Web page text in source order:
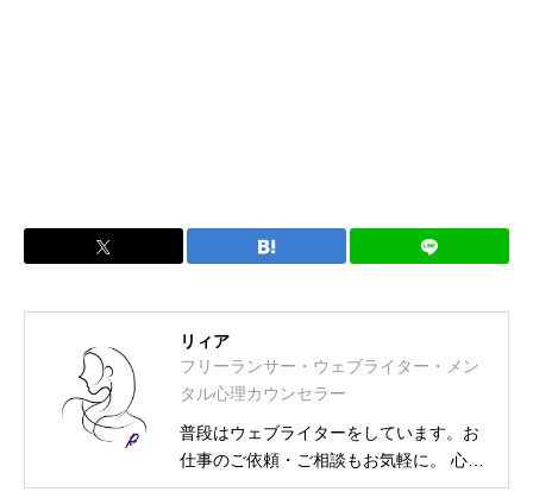
リィア
フリーランサー・ウェブライター・メン
タル心理カウンセラー
普段はウェブライターをしています。お
仕事のご依頼・ご相談もお気軽に。 心理
カウンセラー資格取得に伴い、相談募集